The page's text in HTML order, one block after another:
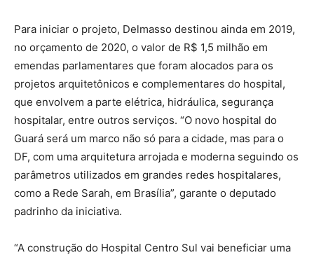
Para iniciar o projeto, Delmasso destinou ainda em 2019,
no orçamento de 2020, o valor de R$ 1,5 milhão em
emendas parlamentares que foram alocados para os
projetos arquitetônicos e complementares do hospital,
que envolvem a parte elétrica, hidráulica, segurança
hospitalar, entre outros serviços. “O novo hospital do
Guará será um marco não só para a cidade, mas para o
DF, com uma arquitetura arrojada e moderna seguindo os
parâmetros utilizados em grandes redes hospitalares,
como a Rede Sarah, em Brasília”, garante o deputado
padrinho da iniciativa.
“A construção do Hospital Centro Sul vai beneficiar uma